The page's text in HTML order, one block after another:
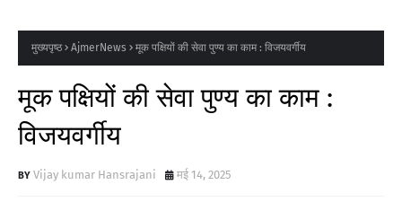
मुख्यपृष्ठ AjmerNews मूक पक्षियों की सेवा पुण्य का काम : विजयवर्गीय
मूक पक्षियों की सेवा पुण्य का काम :
विजयवर्गीय
Vijay kumar Hansrajani मई 14, 2025